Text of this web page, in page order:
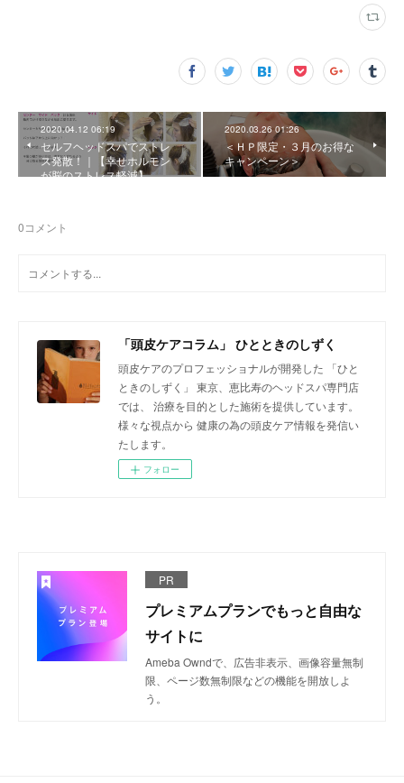
2020.04.12 06:19
セルフヘッドスパでストレ
ス発散！｜【幸せホルモン
が脳のストレス軽減】
2020.03.26 01:26
＜ＨＰ限定・３月のお得な
キャンペーン＞
0コメント
「頭皮ケアコラム」 ひとときのしずく
頭皮ケアのプロフェッショナルが開発した 「ひと
ときのしずく」 東京、恵比寿のヘッドスパ専門店
では、 治療を目的とした施術を提供しています。
様々な視点から 健康の為の頭皮ケア情報を発信い
たします。
フォロー
PR
プレミアムプランでもっと自由な
サイトに
Ameba Owndで、広告非表示、画像容量無制
限、ページ数無制限などの機能を開放しよ
う。